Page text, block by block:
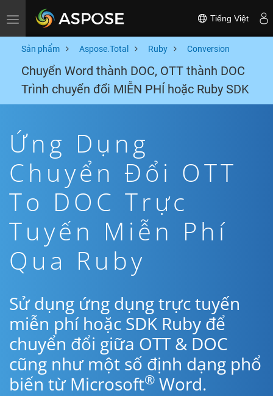
Toggle navigation Tiếng Việt
Sản phẩm Aspose.Total Ruby Conversion
Chuyển Word thành DOC, OTT thành DOC
Trình chuyển đổi MIỄN PHÍ hoặc Ruby SDK
Ứng Dụng
Chuyển Đổi OTT
To DOC Trực
Tuyến Miễn Phí
Qua Ruby
Sử dụng ứng dụng trực tuyến
miễn phí hoặc SDK Ruby để
chuyển đổi giữa OTT & DOC
cũng như một số định dạng phổ
biến từ Microsoft® Word.